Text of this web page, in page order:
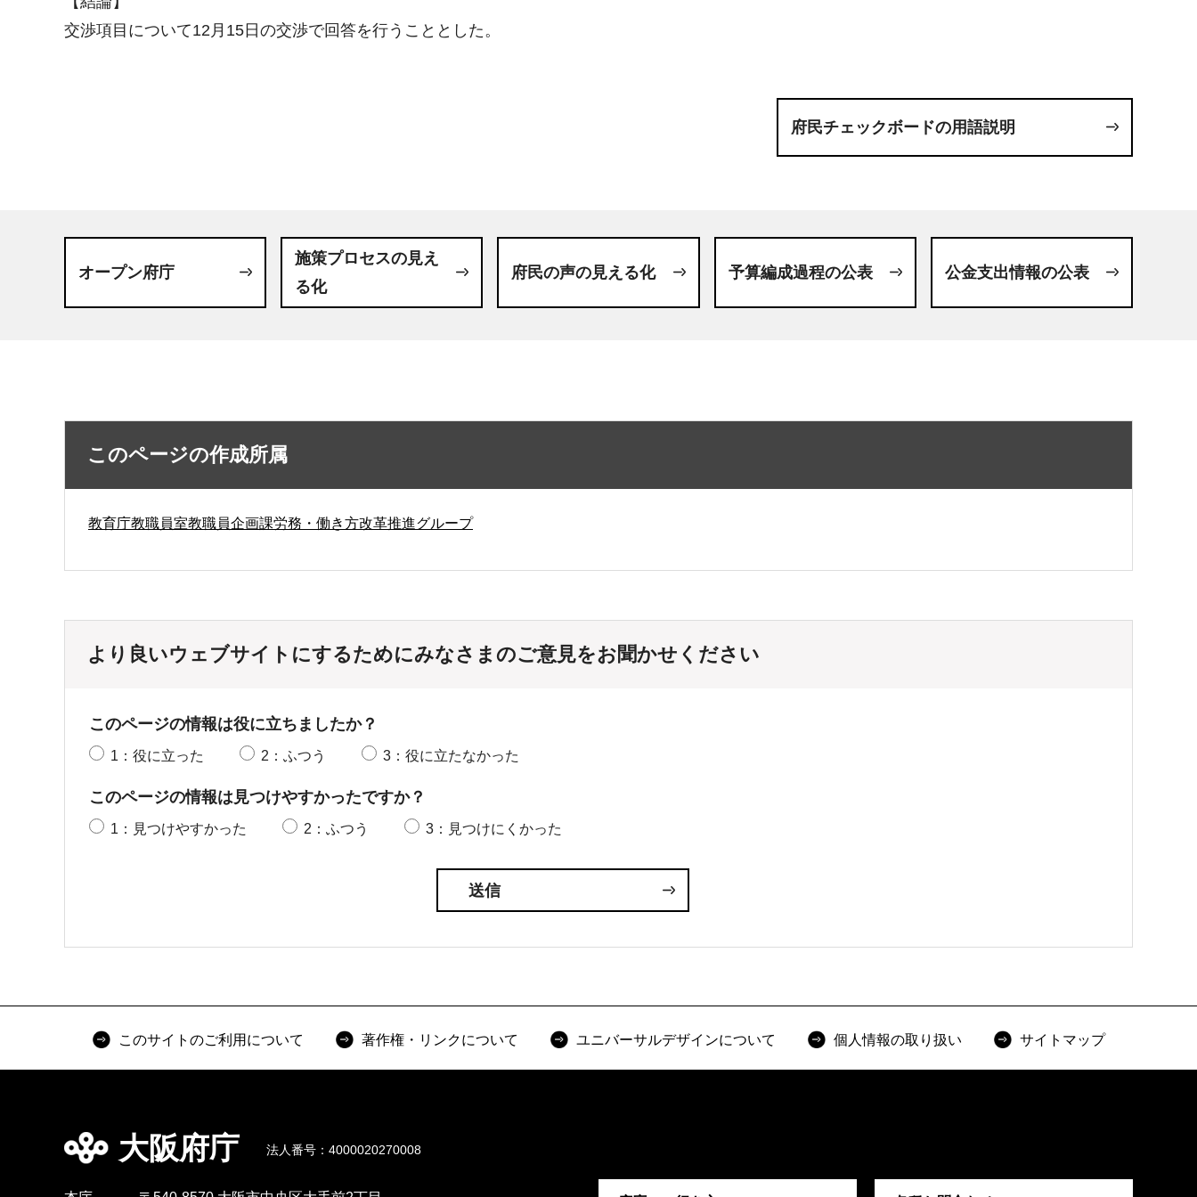
交渉項目について12月15日の交渉で回答を行うこととした。
府民チェックボードの用語説明
オープン府庁
施策プロセスの見え
る化
府民の声の見える化 予算編成過程の公表 公金支出情報の公表
このページの作成所属
教育庁教職員室教職員企画課労務・働き方改革推進グループ
より良いウェブサイトにするためにみなさまのご意見をお聞かせください
このページの情報は役に立ちましたか？
1：役に立った 2：ふつう 3：役に立たなかった
このページの情報は見つけやすかったですか？
1：見つけやすかった 2：ふつう 3：見つけにくかった
このサイトのご利用について 著作権・リンクについて ユニバーサルデザインについて 個人情報の取り扱い サイトマップ
大阪府庁 法人番号：4000020270008